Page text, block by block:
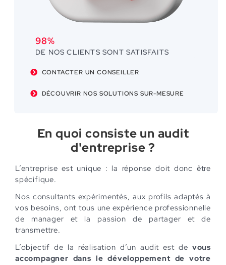
98%
DE NOS CLIENTS SONT SATISFAITS
CONTACTER UN CONSEILLER
DÉCOUVRIR NOS SOLUTIONS SUR-MESURE
En quoi consiste un audit
d'entreprise ?
L’entreprise est unique : la réponse doit donc être
spécifique.
Nos consultants expérimentés, aux profils adaptés à
vos besoins, ont tous une expérience professionnelle
de manager et la passion de partager et de
transmettre.
L’objectif de la réalisation d’un audit est de vous
accompagner dans le développement de votre